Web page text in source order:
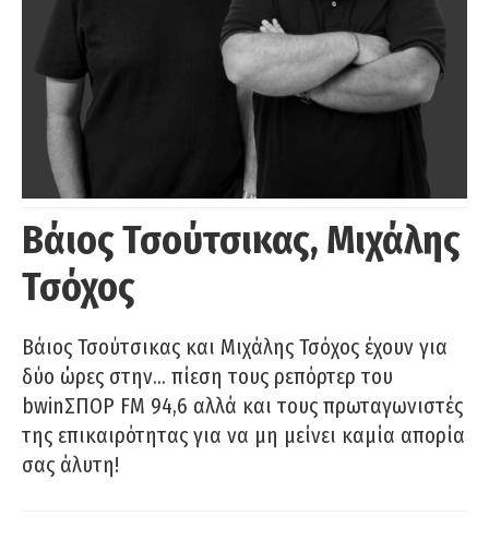
Βάιος Τσούτσικας, Μιχάλης
Τσόχος
Βάιος Τσούτσικας και Μιχάλης Τσόχος έχουν για
δύο ώρες στην… πίεση τους ρεπόρτερ του
bwinΣΠΟΡ FM 94,6 αλλά και τους πρωταγωνιστές
της επικαιρότητας για να μη μείνει καμία απορία
σας άλυτη!